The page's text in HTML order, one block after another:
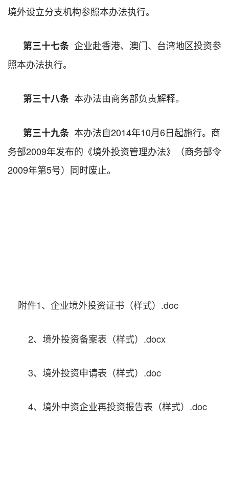
境外设立分支机构参照本办法执行。
第三十七条 企业赴香港、澳门、台湾地区投资参
照本办法执行。
第三十八条 本办法由商务部负责解释。
第三十九条 本办法自2014年10月6日起施行。商
务部2009年发布的《境外投资管理办法》（商务部令
2009年第5号）同时废止。
附件1、企业境外投资证书（样式）.doc
2、境外投资备案表（样式）.docx
3、境外投资申请表（样式）.doc
4、境外中资企业再投资报告表（样式）.doc